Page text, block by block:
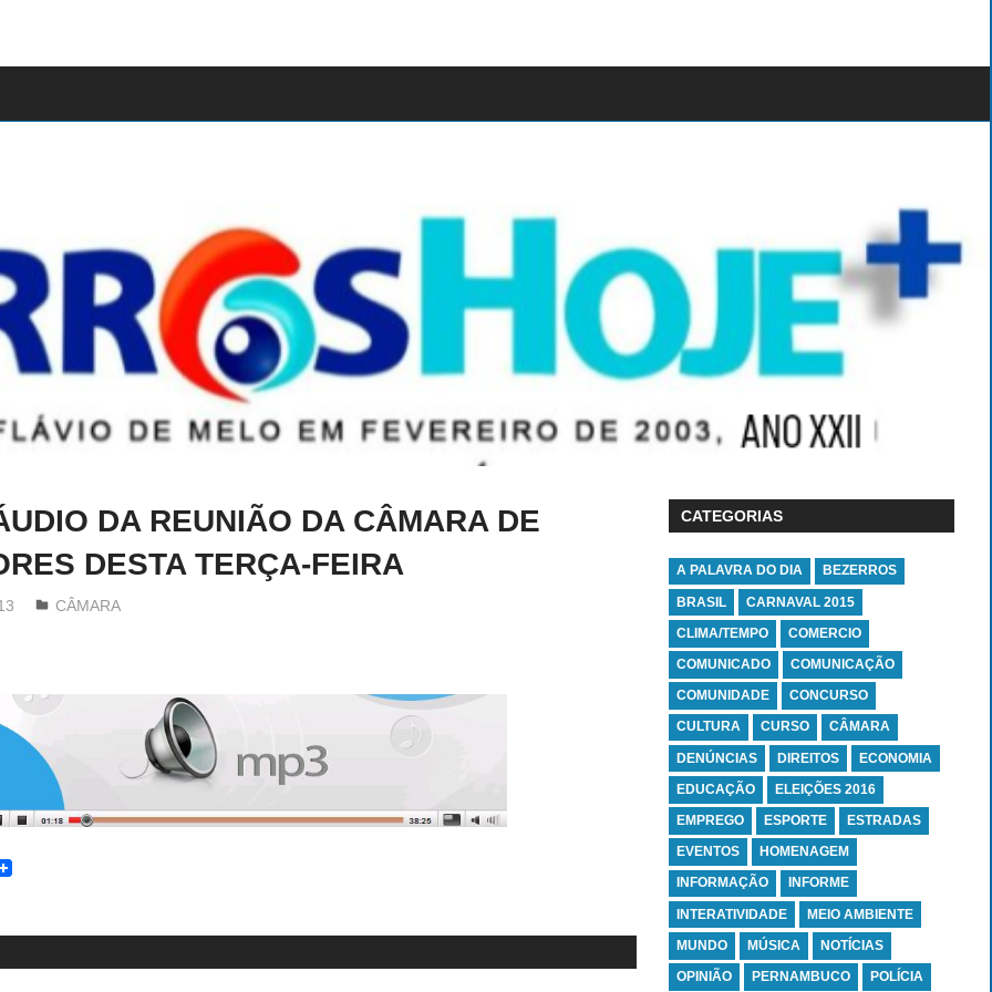
DA REUNIÃO DA CÂMARA DE
DESTA TERÇA-FEIRA
Redator
CÂMARA
CATEGORIAS
A PALAVRA DO DIA BEZERROS
BRASIL CARNAVAL 2015
CLIMA/TEMPO COMERCIO
COMUNICADO COMUNICAÇÃO
COMUNIDADE CONCURSO
CULTURA CURSO CÂMARA
DENÚNCIAS DIREITOS ECONOMIA
EDUCAÇÃO ELEIÇÕES 2016
EMPREGO ESPORTE ESTRADAS
EVENTOS HOMENAGEM
INFORMAÇÃO INFORME
INTERATIVIDADE MEIO AMBIENTE
MUNDO MÚSICA NOTÍCIAS
OPINIÃO PERNAMBUCO POLÍCIA